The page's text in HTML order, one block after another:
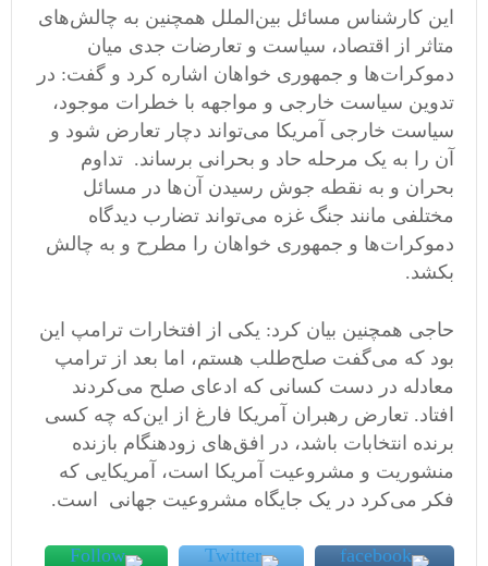
این کارشناس مسائل بین‌الملل همچنین به چالش‌های
متاثر از اقتصاد، سیاست و تعارضات جدی میان
دموکرات‌ها و جمهوری خواهان اشاره کرد و گفت: در
تدوین سیاست خارجی و مواجهه با خطرات موجود،
سیاست خارجی آمریکا می‌تواند دچار تعارض شود و
آن را به یک مرحله حاد و بحرانی برساند. تداوم
بحران و به نقطه جوش رسیدن آن‌ها در مسائل
مختلفی مانند جنگ غزه می‌تواند تضارب دیدگاه
دموکرات‌ها و جمهوری‌ خواهان را مطرح و به چالش
بکشد.
حاجی همچنین بیان کرد: یکی از افتخارات ترامپ این
بود که می‌گفت صلح‌طلب هستم، اما بعد از ترامپ
معادله در دست کسانی که ادعای صلح می‌کردند
افتاد. تعارض رهبران آمریکا فارغ از این‌که چه کسی
برنده انتخابات باشد، در افق‌های زودهنگام بازنده
منشوریت و مشروعیت آمریکا است، آمریکایی که
فکر می‌کرد در یک جایگاه مشروعیت جهانی است.